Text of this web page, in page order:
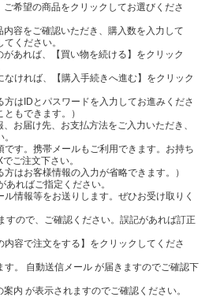
希望の商品をクリックしてお選びくださ
容をご確認いただき、購入数を入力して
ください。
あれば、【買い物を続ける】をクリック
ば、【購入手続きへ進む】をクリック
とパスワードを入力してお進みくださ
もできます。）
お届け先、お支払方法をご入力いただき、
携帯メールもご利用できます。お持ち
ご注文下さい。
客様情報の入力が省略できます。）
ればご指定ください。
等をお送りします。ぜひお受け取りく
すので、ご確認ください。誤記があれば訂正
注文をする】をクリックしてくださ
自動送信メール が届きますのでご確認下
内 が表示されますのでご確認ください。